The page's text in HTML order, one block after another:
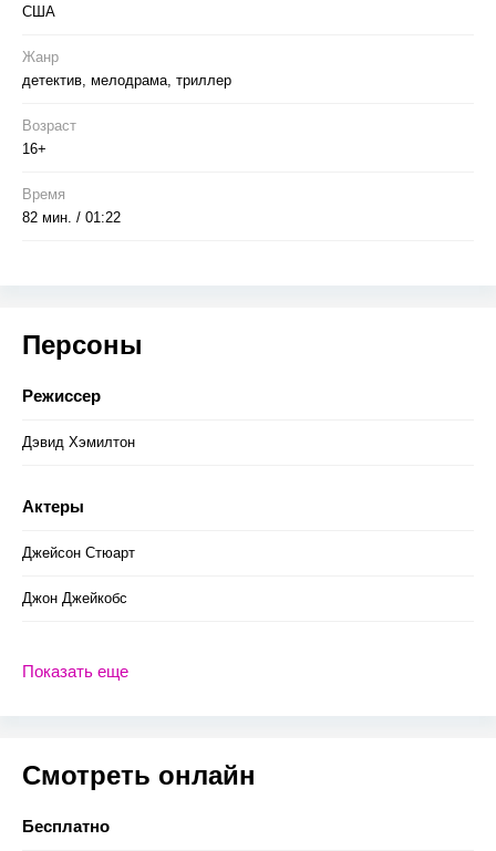
США
Жанр
детектив, мелодрама, триллер
Возраст
16+
Время
82 мин. / 01:22
Персоны
Режиссер
Дэвид Хэмилтон
Актеры
Джейсон Стюарт
Джон Джейкобс
Показать еще
Смотреть онлайн
Бесплатно